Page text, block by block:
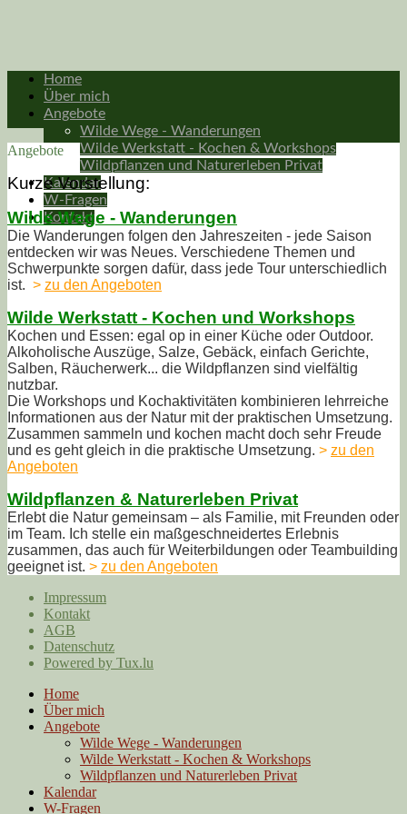
Home
Über mich
Angebote
Wilde Wege - Wanderungen
Wilde Werkstatt - Kochen & Workshops
Wildpflanzen und Naturerleben Privat
Kalendar
W-Fragen
Kontakt
Angebote
Kurze Vorstellung:
Wilde Wege - Wanderungen
Die Wanderungen folgen den Jahreszeiten - jede Saison
entdecken wir was Neues. Verschiedene Themen und
Schwerpunkte sorgen dafür, dass jede Tour unterschiedlich
ist. > zu den Angeboten
Wilde Werkstatt - Kochen und Workshops
Kochen und Essen: egal op in einer Küche oder Outdoor.
Alkoholische Auszüge, Salze, Gebäck, einfach Gerichte,
Salben, Räucherwerk... die Wildpflanzen sind vielfältig
nutzbar.
Die Workshops und Kochaktivitäten kombinieren lehrreiche
Informationen aus der Natur mit der praktischen Umsetzung.
Zusammen sammeln und kochen macht doch sehr Freude
und es geht gleich in die praktische Umsetzung. > zu den
Angeboten
Wildpflanzen & Naturerleben Privat
Erlebt die Natur gemeinsam – als Familie, mit Freunden oder
im Team. Ich stelle ein maßgeschneidertes Erlebnis
zusammen, das auch für Weiterbildungen oder Teambuilding
geeignet ist. > zu den Angeboten
Impressum
Kontakt
AGB
Datenschutz
Powered by Tux.lu
Home
Über mich
Angebote
Wilde Wege - Wanderungen
Wilde Werkstatt - Kochen & Workshops
Wildpflanzen und Naturerleben Privat
Kalendar
W-Fragen